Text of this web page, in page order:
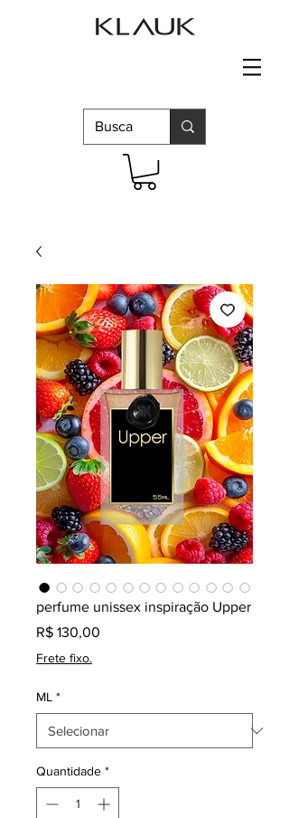
perfume unissex inspiração Upper
R$ 130,00
Frete fixo.
ML *
Quantidade *